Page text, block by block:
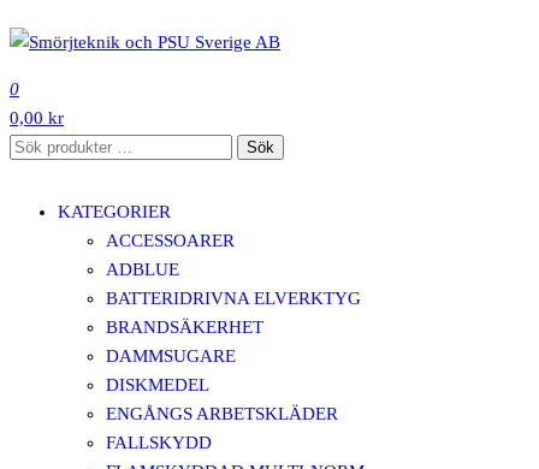
till
innehåll
0
0,00 kr
Sök
Sök
KATEGORIER
ACCESSOARER
ADBLUE
BATTERIDRIVNA ELVERKTYG
BRANDSÄKERHET
DAMMSUGARE
DISKMEDEL
ENGÅNGS ARBETSKLÄDER
FALLSKYDD